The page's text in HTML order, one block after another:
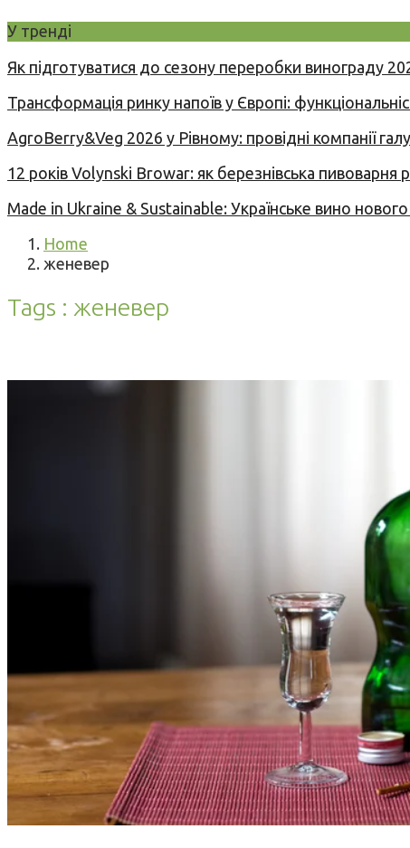
У тренді
Як підготуватися до сезону переробки винограду
Трансформація ринку напоїв у Європі:
AgroBerry&Veg 2026 у Рівному: провідні компанії
12 років Volynski Browar: як березнівська пивоварня
Made in Ukraine & Sustainable: Українське вино
Home
женевер
Tags : женевер